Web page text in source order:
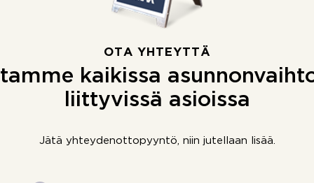
OTA YHTEYTTÄ
kaikissa
liittyvissä asioissa
Jätä yhteydenottopyyntö, niin jutellaan lisää.